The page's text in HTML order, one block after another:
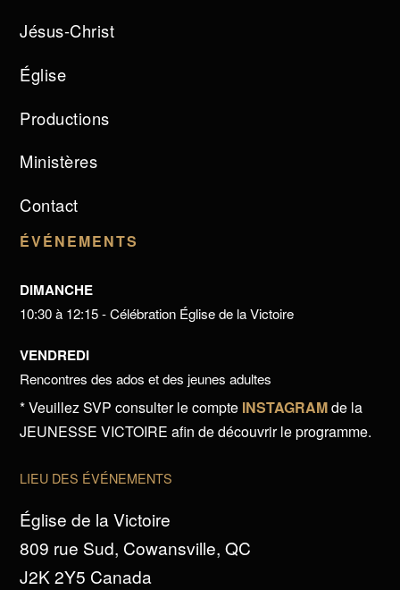
Jésus-Christ
Église
Productions
Ministères
Contact
ÉVÉNEMENTS
DIMANCHE
10:30 à 12:15 - Célébration Église de la Victoire
VENDREDI
Rencontres des ados et des jeunes adultes
* Veuillez SVP consulter le compte INSTAGRAMde la
JEUNESSE VICTOIRE afin de découvrir le programme.
LIEU DES ÉVÉNEMENTS
Église de la Victoire
809 rue Sud, Cowansville, QC
J2K 2Y5 Canada